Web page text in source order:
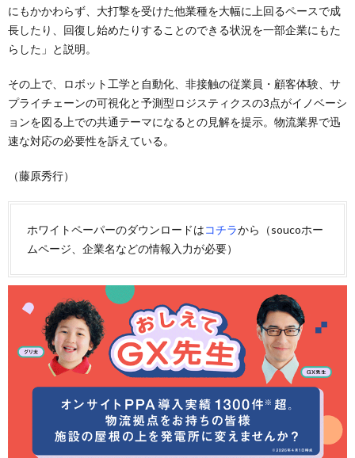
にもかかわらず、大打撃を受けた他業種を大幅に上回るペースで成
長したり、回復し始めたりすることのできる状況を一部企業にもた
らした」と説明。
その上で、ロボット工学と自動化、非接触の従業員・顧客体験、サ
プライチェーンの可視化と予測型ロジスティクスの3点がイノベーシ
ョンを図る上での共通テーマになるとの見解を提示。物流業界で迅
速な対応の必要性を訴えている。
（藤原秀行）
ホワイトペーパーのダウンロードはコチラから（soucoホー
ムページ、企業名などの情報入力が必要）